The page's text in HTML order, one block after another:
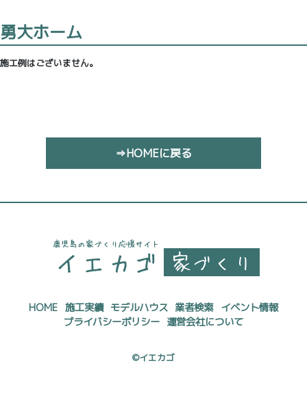
勇大ホーム
施工例はございません。
⇒HOMEに戻る
HOME 施工実績 モデルハウス 業者検索 イベント情報
プライバシーポリシー 運営会社について
©イエカゴ